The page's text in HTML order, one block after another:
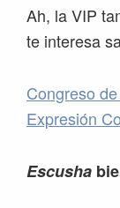
Ah, la VIP
te interesa
Congreso
Expresión
Escusha